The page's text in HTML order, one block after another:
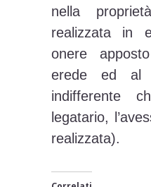
nella
realizzata in
onere
erede ed al
indifferente
legatario,
realizzata).